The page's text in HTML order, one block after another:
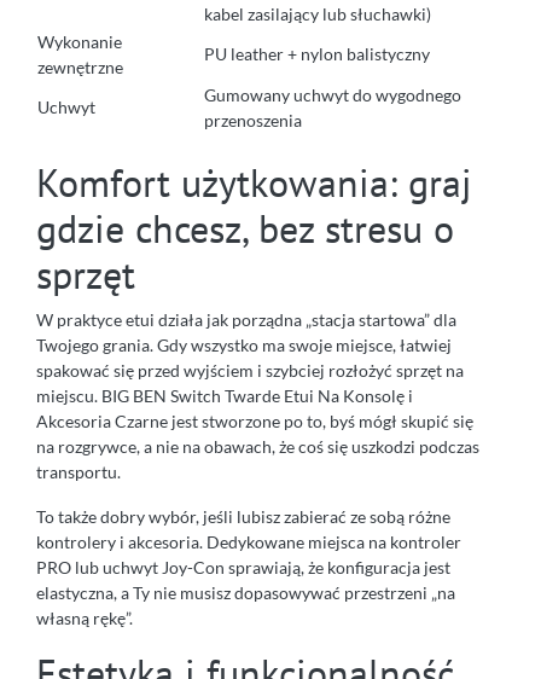
kabel zasilający lub słuchawki)
Wykonanie
zewnętrzne
PU leather + nylon balistyczny
Uchwyt
Gumowany uchwyt do wygodnego
przenoszenia
Komfort użytkowania: graj
gdzie chcesz, bez stresu o
sprzęt
W praktyce etui działa jak porządna „stacja startowa” dla
Twojego grania. Gdy wszystko ma swoje miejsce, łatwiej
spakować się przed wyjściem i szybciej rozłożyć sprzęt na
miejscu. BIG BEN Switch Twarde Etui Na Konsolę i
Akcesoria Czarne jest stworzone po to, byś mógł skupić się
na rozgrywce, a nie na obawach, że coś się uszkodzi podczas
transportu.
To także dobry wybór, jeśli lubisz zabierać ze sobą różne
kontrolery i akcesoria. Dedykowane miejsca na kontroler
PRO lub uchwyt Joy-Con sprawiają, że konfiguracja jest
elastyczna, a Ty nie musisz dopasowywać przestrzeni „na
własną rękę”.